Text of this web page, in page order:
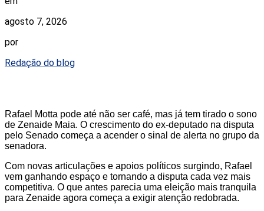
agosto 7, 2026
por
Redação do blog
Rafael Motta pode até não ser café, mas já tem tirado o sono
de Zenaide Maia. O crescimento do ex-deputado na disputa
pelo Senado começa a acender o sinal de alerta no grupo da
senadora.
Com novas articulações e apoios políticos surgindo, Rafael
vem ganhando espaço e tornando a disputa cada vez mais
competitiva. O que antes parecia uma eleição mais tranquila
para Zenaide agora começa a exigir atenção redobrada.